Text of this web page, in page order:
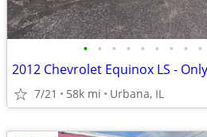
• • • • • • • • •
7/21 58k mi Urbana, IL